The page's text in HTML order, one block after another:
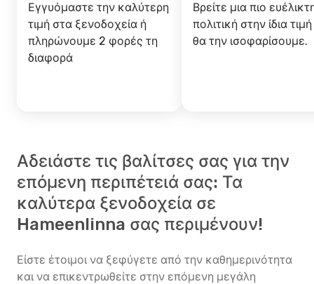
Εγγυόμαστε την καλύτερη
τιμή στα ξενοδοχεία ή
πληρώνουμε 2 φορές τη
διαφορά
Βρείτε μια πιο
πολιτική στην ίδια
θα την ισοφαρίσουμε.
Αδειάστε τις βαλίτσες σας για την
επόμενη περιπέτειά σας: Τα
καλύτερα ξενοδοχεία σε
Hameenlinna σας περιμένουν!
Είστε έτοιμοι να ξεφύγετε από την καθημερινότητα
και να επικεντρωθείτε στην επόμενη μεγάλη